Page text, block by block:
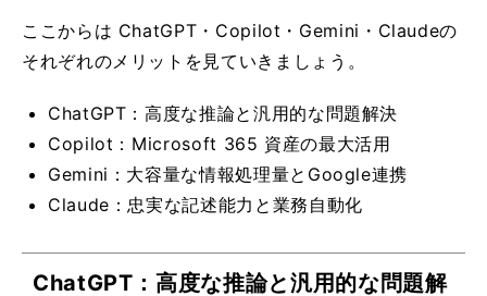
ここからは ChatGPT・Copilot・Gemini・Claudeの
それぞれのメリットを見ていきましょう。
ChatGPT：高度な推論と汎用的な問題解決
Copilot：Microsoft 365 資産の最大活用
Gemini：大容量な情報処理量とGoogle連携
Claude：忠実な記述能力と業務自動化
ChatGPT：高度な推論と汎用的な問題解